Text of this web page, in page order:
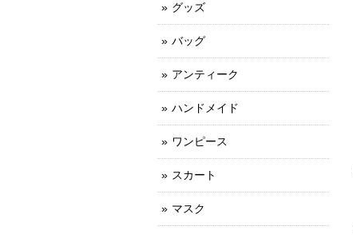
グッズ
バッグ
アンティーク
ハンドメイド
ワンピース
スカート
マスク